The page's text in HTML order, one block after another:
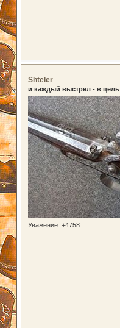
Shteler
и каждый выстрел - в цель
Уважение: +4758